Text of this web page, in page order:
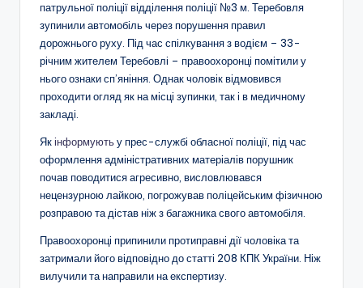
патрульної поліції відділення поліції №3 м. Теребовля
зупинили автомобіль через порушення правил
дорожнього руху. Під час спілкування з водієм – 33-
річним жителем Теребовлі – правоохоронці помітили у
нього ознаки сп’яніння. Однак чоловік відмовився
проходити огляд як на місці зупинки, так і в медичному
закладі.
Якінформуютьу прес-службі обласної поліції, під час
оформлення адміністративних матеріалів порушник
почав поводитися агресивно, висловлювався
нецензурною лайкою, погрожував поліцейським фізичною
розправою та дістав ніж з багажника свого автомобіля.
Правоохоронці припинили протиправні дії чоловіка та
затримали його відповідно до статті 208 КПК України. Ніж
вилучили та направили на експертизу.